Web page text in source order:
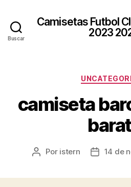
Buscar
Camisetas Futbol
2023
camiseta
Autor
Por istern
Fecha
14 de